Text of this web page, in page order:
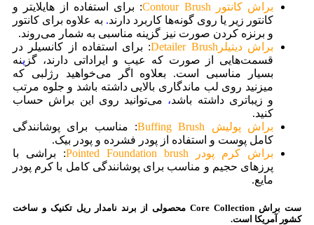
براش کانتور Contour Brush
: برای استفاده از هایلایتر و
کانتور زیر یا روی گونه‌ها کاربرد دارند. به علاوه برای کانتور
و برنزه کردن صورت نیز گزینه مناسبی به شمار می‌روند.
براش دیتیلرDetailer Brush
: برای استفاده از کانسیلر در
قسمت‌هایی از صورت که عیب و ایراداتی دارند، گز ینه
بسیار مناسبی است. بعلاوه اگر می‌خواهید رژلبی که
میزنید روی لب ماندگاری بالایی داشته باشد و جلوه مرتب
و زیباتری داشته باشد، می‌توانید روی این براش حساب
کنید.
براش پولیش Buffing Brush
: مناسب برای پوشانندگی
کامل پوست و استفاده از پودر فشرده و پودر بیک.
براش کرم پودر Pointed Foundation brush
: براشی با
پرزهای حجیم و مناسب برای پوشانندگی کامل با کرم پودر
مایع.
ست براش Core Collection محصولی از برند نامدار ریل تکنیک و ساخت
کشور آمریکا است.